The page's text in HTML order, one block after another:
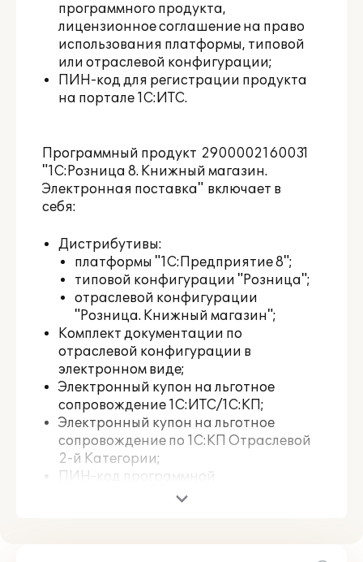
программного продукта,
лицензионное соглашение на право
использования платформы, типовой
или отраслевой конфигурации;
ПИН-код для регистрации продукта
на портале 1С:ИТС.
Программный продукт 2900002160031
"1С:Розница 8. Книжный магазин.
Электронная поставка" включает в
себя:
Дистрибутивы:
платформы "1С:Предприятие 8";
типовой конфигурации "Розница";
отраслевой конфигурации
"Розница. Книжный магазин";
Комплект документации по
отраслевой конфигурации в
электронном виде;
Электронный купон на льготное
сопровождение 1С:ИТС/1С:КП;
Электронный купон на льготное
сопровождение по 1С:КП Отраслевой
2-й Категории;
ПИН-код программной
лицензии платформы